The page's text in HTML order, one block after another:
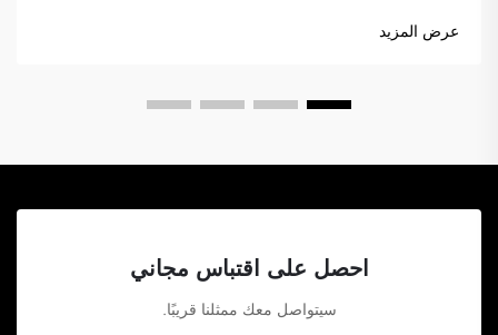
عرض المزيد
احصل على اقتباس مجاني
سيتواصل معك ممثلنا قريبًا.